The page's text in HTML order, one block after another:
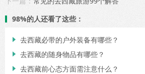
98%的人还看了这些：
 去西藏必带的户外装备有哪些？
 去西藏的随身物品有哪些？
 去西藏前心态方面需注意什么？